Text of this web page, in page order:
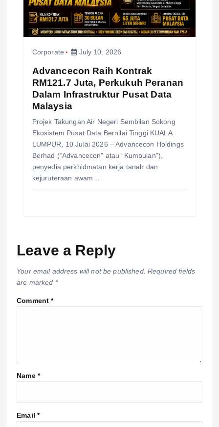
Corporate July 10, 2026
Advancecon Raih Kontrak
RM121.7 Juta, Perkukuh Peranan
Dalam Infrastruktur Pusat Data
Malaysia
Projek Takungan Air Negeri Sembilan Sokong
Ekosistem Pusat Data Bernilai Tinggi KUALA
LUMPUR, 10 Julai 2026 – Advancecon Holdings
Berhad (“Advancecon” atau “Kumpulan”),
penyedia perkhidmatan kerja tanah dan
kejuruteraan awam…
Leave a Reply
Your email address will not be published. Required fields
are marked *
Comment*
Name *
Email *